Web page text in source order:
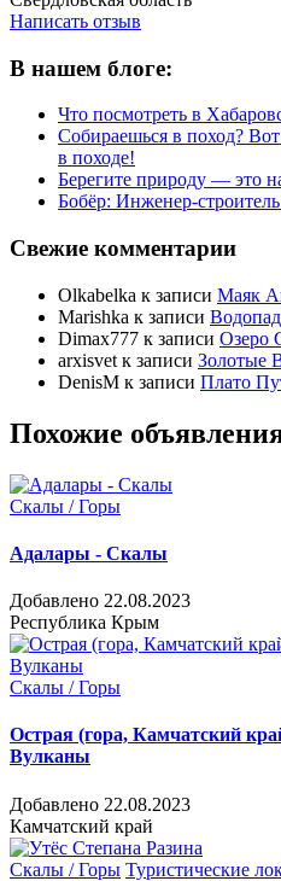
Написать отзыв
В нашем блоге:
Что посмотреть в
Собираешься в поход?
в походе!
Берегите природу — это
Бобёр: Инженер-
Свежие комментарии
Olkabelka к записи Маяк
Marishka к записи
Dimax777 к записи Озеро
arxisvet к записи Золотые
DenisM к записи Плато
Похожие
Скалы / Горы
Адалары - Скалы
Добавлено 22.08.2023
Республика Крым
Скалы / Горы
Острая (гора, Камчатский
Вулканы
Добавлено 22.08.2023
Камчатский край
Скалы / Горы Туристические